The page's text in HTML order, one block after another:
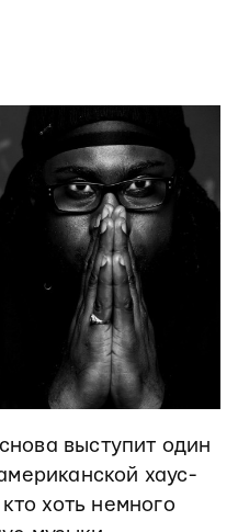
выступит один
хаус-
хоть немного